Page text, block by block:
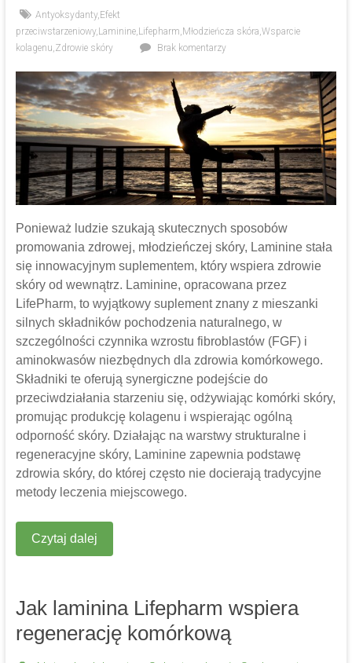
Antyoksydanty, Efekt
przeciwstarzeniowy, Laminine, Lifepharm, Młodzieńcza skóra,Wsparcie
kolagenu,Zdrowie skóry Brak komentarzy
Ponieważ ludzie szukają skutecznych sposobów
promowania zdrowej, młodzieńczej skóry, Laminine stała
się innowacyjnym suplementem, który wspiera zdrowie
skóry od wewnątrz. Laminine, opracowana przez
LifePharm, to wyjątkowy suplement znany z mieszanki
silnych składników pochodzenia naturalnego, w
szczególności czynnika wzrostu fibroblastów (FGF) i
aminokwasów niezbędnych dla zdrowia komórkowego.
Składniki te oferują synergiczne podejście do
przeciwdziałania starzeniu się, odżywiając komórki skóry,
promując produkcję kolagenu i wspierając ogólną
odporność skóry. Działając na warstwy strukturalne i
regeneracyjne skóry, Laminine zapewnia podstawę
zdrowia skóry, do której często nie docierają tradycyjne
metody leczenia miejscowego.
Czytaj dalej
Jak laminina Lifepharm wspiera
regenerację komórkową